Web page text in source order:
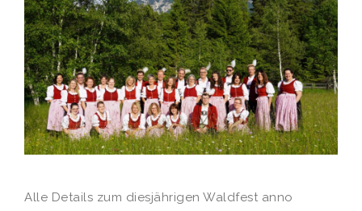
Alle Details zum diesjährigen Waldfest anno